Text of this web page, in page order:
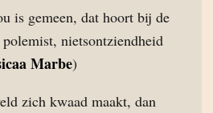
is gemeen, dat hoort bij de
nietsontziendheid
Marbe)
zich kwaad maakt, dan